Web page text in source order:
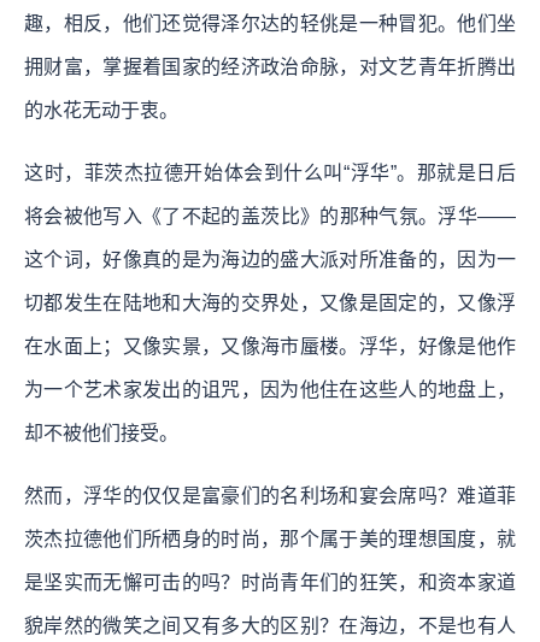
趣，相反，他们还觉得泽尔达的轻佻是一种冒犯。他们坐
拥财富，掌握着国家的经济政治命脉，对文艺青年折腾出
的水花无动于衷。
这时，菲茨杰拉德开始体会到什么叫“浮华”。那就是日后
将会被他写入《了不起的盖茨比》的那种气氛。浮华——
这个词，好像真的是为海边的盛大派对所准备的，因为一
切都发生在陆地和大海的交界处，又像是固定的，又像浮
在水面上；又像实景，又像海市蜃楼。浮华，好像是他作
为一个艺术家发出的诅咒，因为他住在这些人的地盘上，
却不被他们接受。
然而，浮华的仅仅是富豪们的名利场和宴会席吗？难道菲
茨杰拉德他们所栖身的时尚，那个属于美的理想国度，就
是坚实而无懈可击的吗？时尚青年们的狂笑，和资本家道
貌岸然的微笑之间又有多大的区别？在海边，不是也有人